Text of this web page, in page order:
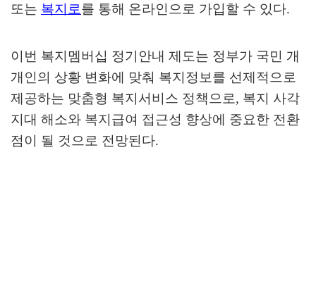
또는 복지로를 통해 온라인으로 가입할 수 있다.
이번 복지멤버십 정기안내 제도는 정부가 국민 개
개인의 상황 변화에 맞춰 복지정보를 선제적으로
제공하는 맞춤형 복지서비스 정책으로, 복지 사각
지대 해소와 복지급여 접근성 향상에 중요한 전환
점이 될 것으로 전망된다.